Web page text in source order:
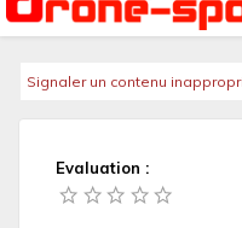
Signaler un contenu
Evaluation :